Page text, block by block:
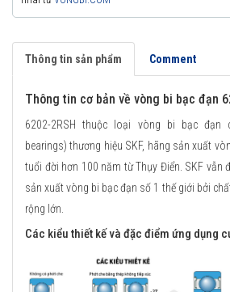
Thông tin sản phẩm Comment
Thông tin cơ bản về vòng bi bạc đạn
6202-2RSH thuộc loại vòng bi bạc đạn
bearings) thương hiệu SKF, hãng sản xuất
tuổi đời hơn 100 năm từ Thụy Điển. SKF vẫn
sản xuất vòng bi bạc đạn số 1 thế giới bởi
rộng lớn.
Các kiểu thiết kế và đặc điểm ứng dụng